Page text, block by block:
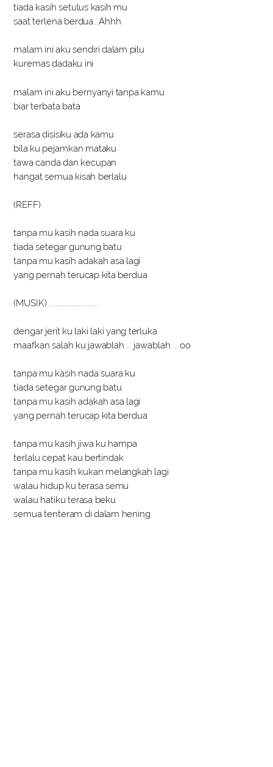
tiada kasih setulus kasih mu
saat terlena berdua...Ahhh
malam ini aku sendiri dalam pilu
kuremas dadaku ini
malam ini aku bernyanyi tanpa kamu
biar terbata bata
serasa disisiku ada kamu
bila ku pejamkan mataku
tawa canda dan kecupan
hangat semua kisah berlalu
(REFF)
tanpa mu kasih nada suara ku
tiada setegar gunung batu
tanpa mu kasih adakah asa lagi
yang pernah terucap kita berdua
(MUSIK) ............................
dengar jerit ku laki laki yang terluka
maafkan salah ku jawablah ... jawablah ... oo
tanpa mu kasih nada suara ku
tiada setegar gunung batu
tanpa mu kasih adakah asa lagi
yang pernah terucap kita berdua
tanpa mu kasih jiwa ku hampa
terlalu cepat kau bertindak
tanpa mu kasih kukan melangkah lagi
walau hidup ku terasa semu
walau hatiku terasa beku
semua tenteram di dalam hening